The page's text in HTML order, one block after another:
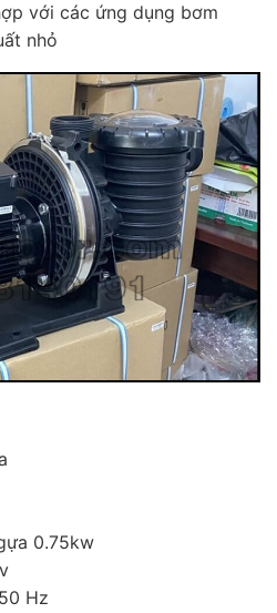
với các ứng dụng bơm
nhỏ
0.75kw
Hz